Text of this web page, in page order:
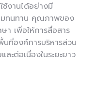
ช้งานได้อย่างมี
มทนทาน คุณภาพของ
า เพื่อให้การสื่อสาร
นที่องค์การบริหารส่วน
ะต่อเนื่องในระยะยาว